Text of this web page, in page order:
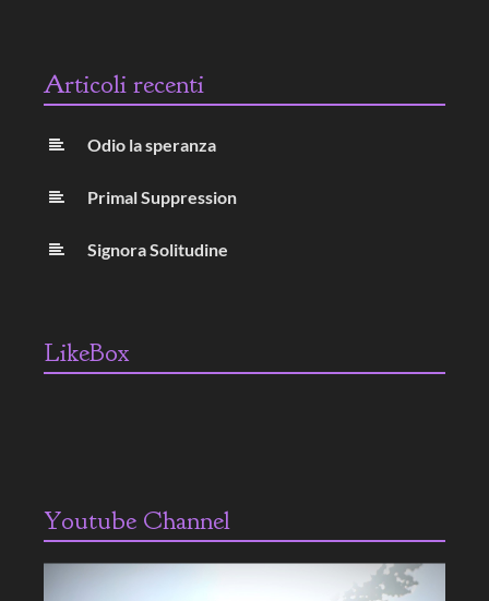
Articoli recenti
Odio la speranza
Primal Suppression
Signora Solitudine
LikeBox
Youtube Channel